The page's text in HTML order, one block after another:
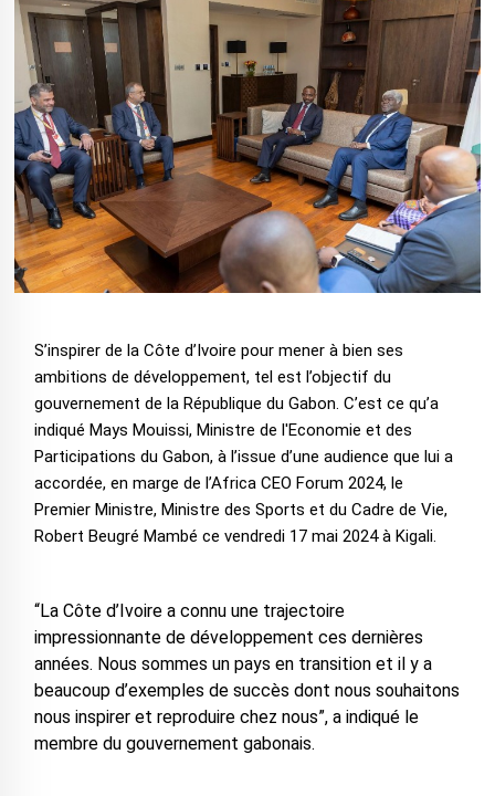
S’inspirer de la Côte d’Ivoire pour mener à bien ses
ambitions de développement, tel est l’objectif du
gouvernement de la République du Gabon. C’est ce qu’a
indiqué Mays Mouissi, Ministre de l'Economie et des
Participations du Gabon, à l’issue d’une audience que lui a
accordée, en marge de l’Africa CEO Forum 2024, le
Premier Ministre, Ministre des Sports et du Cadre de Vie,
Robert Beugré Mambé ce vendredi 17 mai 2024 à Kigali.
“La Côte d’Ivoire a connu une trajectoire
impressionnante de développement ces dernières
années. Nous sommes un pays en transition et il y a
beaucoup d’exemples de succès dont nous souhaitons
nous inspirer et reproduire chez nous”, a indiqué le
membre du gouvernement gabonais.